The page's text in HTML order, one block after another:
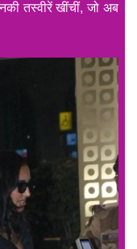
तस्वीरें खींचीं, जो अब